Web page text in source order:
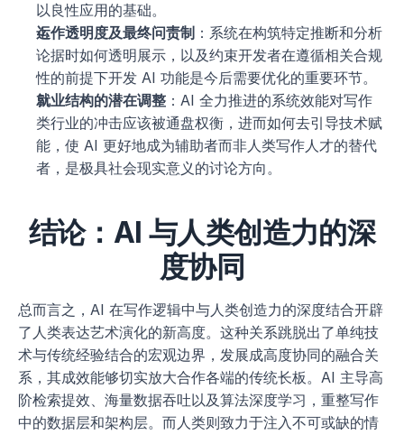
以良性应用的基础。
运作透明度及最终问责制 ：系统在构筑特定推断和分析
论据时如何透明展示，以及约束开发者在遵循相关合规
性的前提下开发 AI 功能是今后需要优化的重要环节。
就业结构的潜在调整 ：AI 全力推进的系统效能对写作
类行业的冲击应该被通盘权衡，进而如何去引导技术赋
能，使 AI 更好地成为辅助者而非人类写作人才的替代
者，是极具社会现实意义的讨论方向。
结论：AI 与人类创造力的深
度协同
总而言之，AI 在写作逻辑中与人类创造力的深度结合开辟
了人类表达艺术演化的新高度。这种关系跳脱出了单纯技
术与传统经验结合的宏观边界，发展成高度协同的融合关
系，其成效能够切实放大合作各端的传统长板。AI 主导高
阶检索提效、海量数据吞吐以及算法深度学习，重整写作
中的数据层和架构层。而人类则致力于注入不可或缺的情